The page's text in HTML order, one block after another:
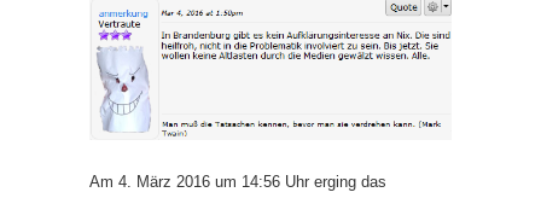
Am 4. März 2016 um 14:56 Uhr erging das